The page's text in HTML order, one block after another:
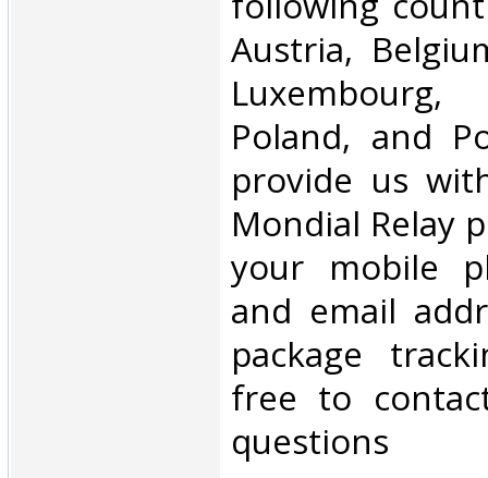
Austria,
Poland, and
provide us
Mondial Relay
your mobile
and email
package
free to
questions‎